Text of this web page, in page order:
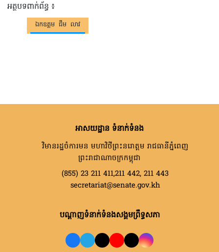
អត្ថបទពាក់ព័ន្ធ ៖
ឯកឧត្ដម ជឹម លាវ
អាសយដ្ឋាន ទំនាក់ទំនង
វិមានរដ្ឋចំការមន មហាវិថីព្រះនរោត្តម រាជធានីភ្នំពេញ
ព្រះរាជាណាចក្រកម្ពុជា
(855) 23 211 411,211 442, 211 443
secretariat@senate.gov.kh
បណ្តាញទំនាក់ទំនងសង្គមព្រឹទ្ធសភា